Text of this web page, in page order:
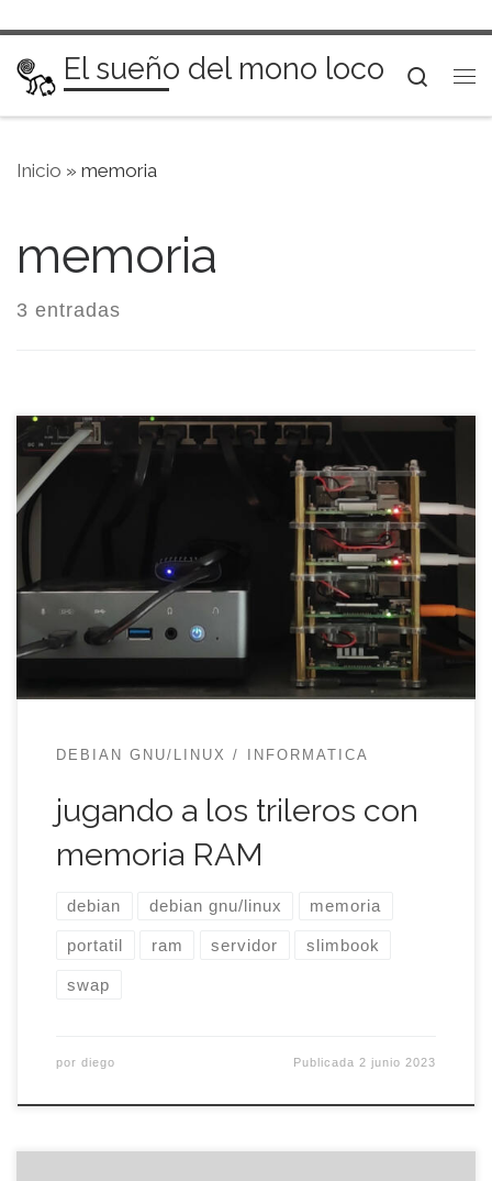
Saltar al contenido
El sueño del mono loco
Inicio » memoria
memoria
3 entradas
Hace unos meses vi un anuncio en LoboCompras
que comentaba que sólo quedaban dos pastillas
de memoria RAM para portátil a un precio tirado y,
sin saber muy bien para qué, las compré. Pensé en
duplicarle a xata (mi computadora SlimBook) sus
16GB que traía de fábrica y ese era […]
DEBIAN GNU/LINUX INFORMATICA
jugando a los trileros con
memoria RAM
debian debian gnu/linux memoria
portatil ram servidor slimbook
swap
por diego Publicada 2 junio 2023